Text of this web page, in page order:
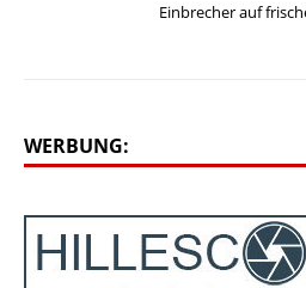
Einbrecher auf
WERBUNG: